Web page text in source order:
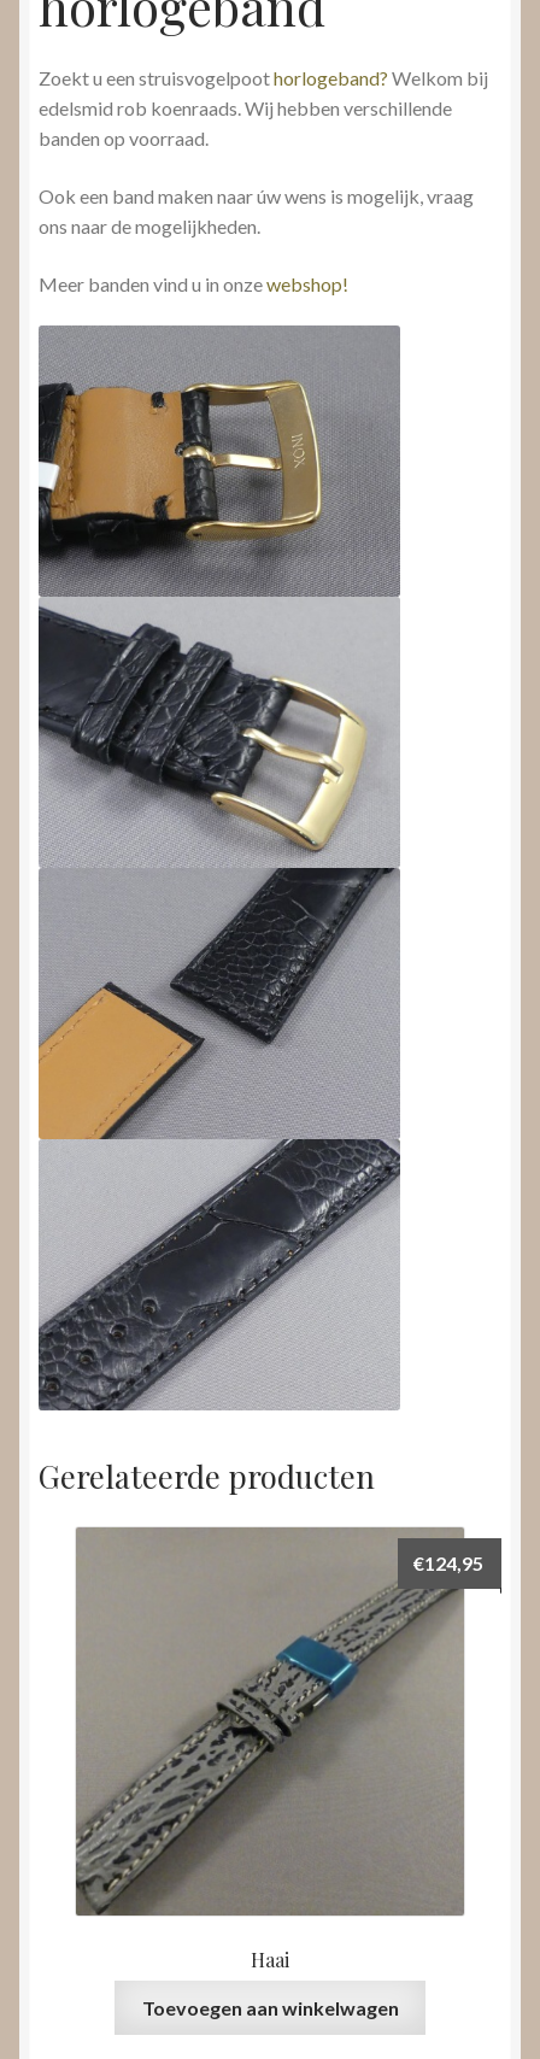
Zoekt u een struisvogelpoothorlogeband? Welkom bij
edelsmid rob koenraads. Wij hebben verschillende
banden op voorraad.
Ook een band maken naar úw wens is mogelijk, vraag
ons naar de mogelijkheden.
Meer banden vind u in onzewebshop!
Gerelateerde producten
Haai
€124,95
Toevoegen aan winkelwagen